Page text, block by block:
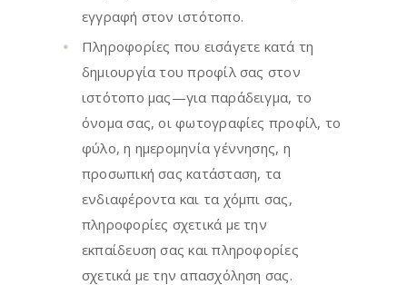
εγγραφή στον ιστότοπο.
Πληροφορίες που εισάγετε κατά τη
δημιουργία του προφίλ σας στον
ιστότοπο μας—για παράδειγμα, το
όνομα σας, οι φωτογραφίες προφίλ, το
φύλο, η ημερομηνία γέννησης, η
προσωπική σας κατάσταση, τα
ενδιαφέροντα και τα χόμπι σας,
πληροφορίες σχετικά με την
εκπαίδευση σας και πληροφορίες
σχετικά με την απασχόληση σας.